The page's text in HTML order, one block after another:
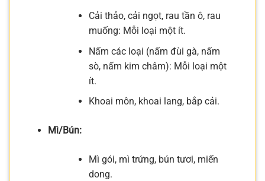
Cải thảo, cải ngọt, rau tần ô, rau
muống: Mỗi loại một ít.
Nấm các loại (nấm đùi gà, nấm
sò, nấm kim châm): Mỗi loại một
ít.
Khoai môn, khoai lang, bắp cải.
Mì/Bún:
Mì gói, mì trứng, bún tươi, miến
dong.